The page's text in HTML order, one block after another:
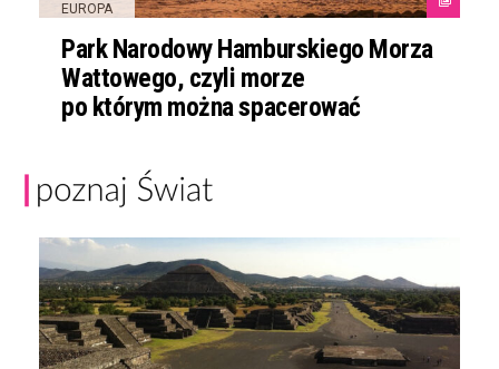
EUROPA
Park Narodowy Hamburskiego Morza
Wattowego, czyli morze
po którym można spacerować